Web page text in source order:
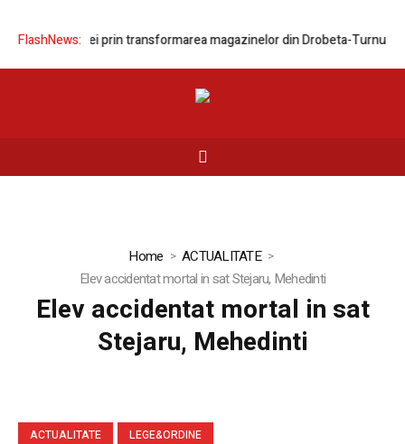
FlashNews:rețelei prin transformarea magazinelor din Drobeta-Turnu
Home
ACTUALITATE
Elev accidentat mortal in sat Stejaru, Mehedinti
Elev accidentat mortal in sat
Stejaru, Mehedinti
ACTUALITATE LEGE&ORDINE